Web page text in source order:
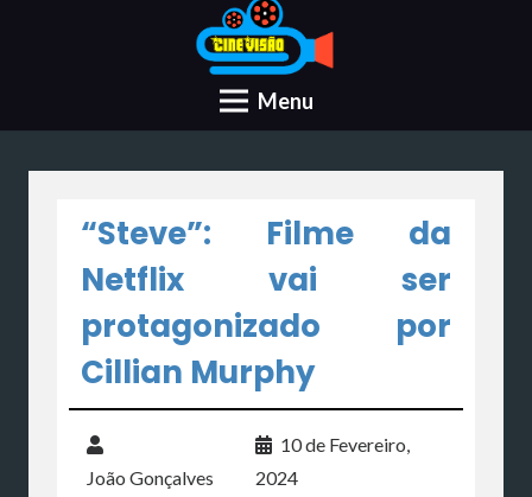
Menu
“Steve”: Filme da
Netflix vai ser
protagonizado por
Cillian Murphy
João Gonçalves
10 de Fevereiro,
2024